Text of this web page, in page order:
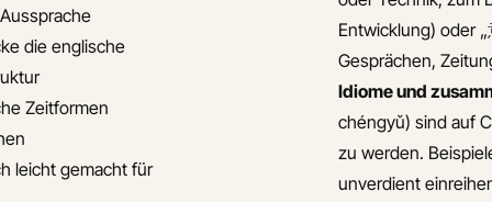
die englische
Zeitformen
leicht gemacht für
Entwicklung) oder
Gesprächen,
Idiome und
chéngyǔ) sind auf
zu werden.
unverdient